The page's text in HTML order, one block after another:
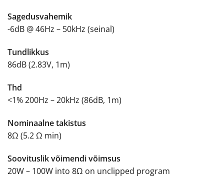
Sagedusvahemik
-6dB @ 46Hz – 50kHz (seinal)
Tundlikkus
86dB (2.83V, 1m)
Thd
<1% 200Hz – 20kHz (86dB, 1m)
Nominaalne takistus
8Ω (5.2 Ω min)
Soovituslik võimendi võimsus
20W – 100W into 8Ω on unclipped program